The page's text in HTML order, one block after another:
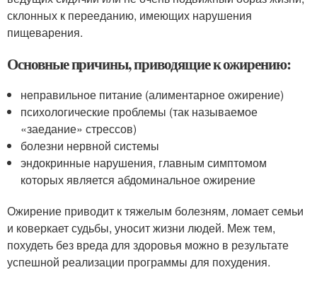
склонных к перееданию, имеющих нарушения
пищеварения.
Основные причины, приводящие к ожирению:
неправильное питание (алиментарное ожирение)
психологические проблемы (так называемое
«заедание» стрессов)
болезни нервной системы
эндокринные нарушения, главным симптомом
которых является абдоминальное ожирение
Ожирение приводит к тяжелым болезням, ломает семьи
и коверкает судьбы, уносит жизни людей. Меж тем,
похудеть без вреда для здоровья можно в результате
успешной реализации программы для похудения.